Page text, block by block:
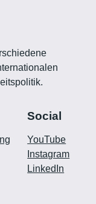
Social
YouTube
Instagram
LinkedIn